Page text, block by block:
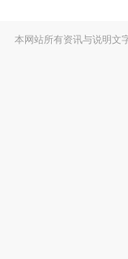
本网站所有资讯与说明文